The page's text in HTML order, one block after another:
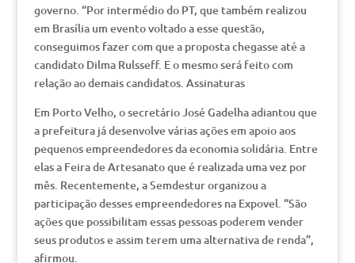
governo. “Por intermédio do PT, que também realizou
em Brasília um evento voltado a esse questão,
conseguimos fazer com que a proposta chegasse até a
candidato Dilma Rulsseff. E o mesmo será feito com
relação ao demais candidatos. Assinaturas
Em Porto Velho, o secretário José Gadelha adiantou que
a prefeitura já desenvolve várias ações em apoio aos
pequenos empreendedores da economia solidária. Entre
elas a Feira de Artesanato que é realizada uma vez por
mês. Recentemente, a Semdestur organizou a
participação desses empreendedores na Expovel. “São
ações que possibilitam essas pessoas poderem vender
seus produtos e assim terem uma alternativa de renda”,
afirmou.